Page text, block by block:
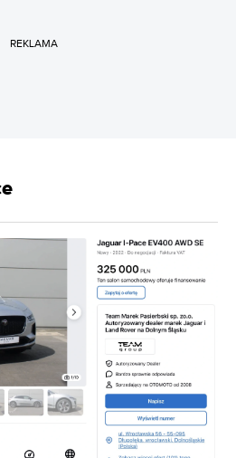
REKLAMA